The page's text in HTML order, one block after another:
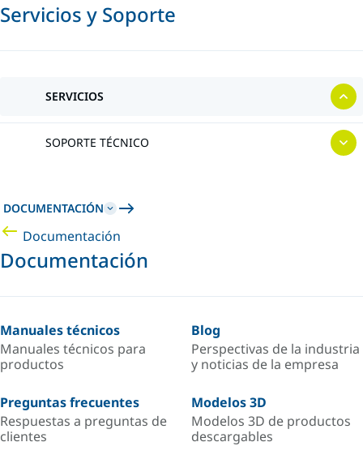
Servicios y Soporte
SERVICIOS
SOPORTE TÉCNICO
DOCUMENTACIÓN
Documentación
Documentación
Manuales técnicos
Manuales técnicos para
productos
Blog
Perspectivas de la industria
y noticias de la empresa
Preguntas frecuentes
Respuestas a preguntas de
clientes
Modelos 3D
Modelos 3D de productos
descargables